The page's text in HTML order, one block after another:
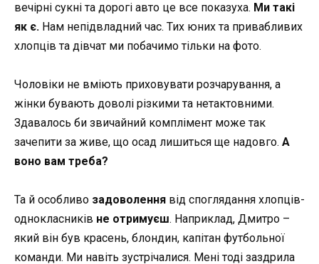
вечірні сукні та дорогі авто це все показуха. Ми такі
як є. Нам непідвладний час. Тих юних та привабливих
хлопців та дівчат ми побачимо тільки на фото.
Чоловіки не вміють приховувати розчарування, а
жінки бувають доволі різкими та нетактовними.
Здавалось би звичайний комплімент може так
зачепити за живе, що осад лишиться ще надовго. А
воно вам треба?
Та й особливо задоволення від споглядання хлопців-
однокласників не отримуєш. Наприклад, Дмитро –
який він був красень, блондин, капітан футбольної
команди. Ми навіть зустрічалися. Мені тоді заздрила